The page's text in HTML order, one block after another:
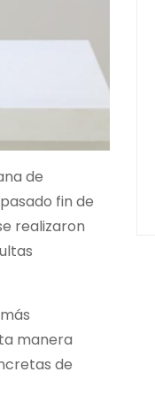
de
fin de
realizaron
manera
de